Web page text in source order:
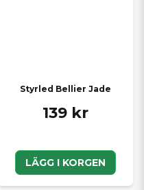
Styrled Bellier Jade
139 kr
LÄGG I KORGEN